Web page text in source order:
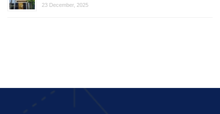
23 December, 2025